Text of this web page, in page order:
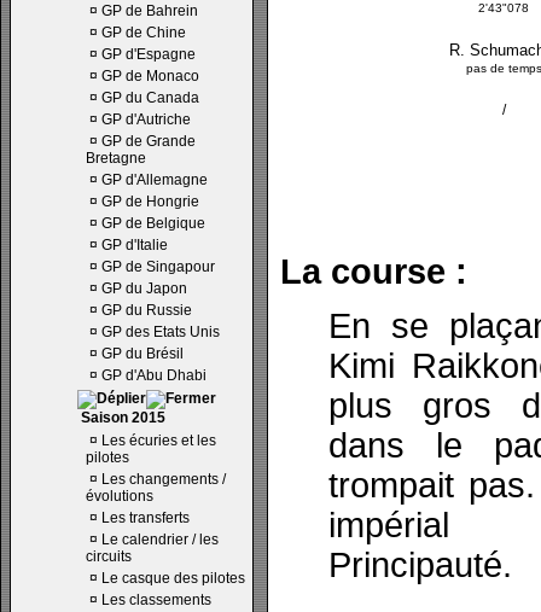
¤ GP de Bahrein
¤ GP de Chine
¤ GP d'Espagne
¤ GP de Monaco
¤ GP du Canada
¤ GP d'Autriche
¤ GP de Grande
Bretagne
¤ GP d'Allemagne
¤ GP de Hongrie
¤ GP de Belgique
¤ GP d'Italie
¤ GP de Singapour
¤ GP du Japon
¤ GP du Russie
¤ GP des Etats Unis
¤ GP du Brésil
¤ GP d'Abu Dhabi
Saison 2015
¤ Les écuries et les
pilotes
¤ Les changements /
évolutions
¤ Les transferts
¤ Le calendrier / les
circuits
¤ Le casque des pilotes
¤ Les classements
2'43"078
R.
pas de temps
/
La course :
En se
Kimi
plus gros
dans le
trompait
impérial
Principauté.